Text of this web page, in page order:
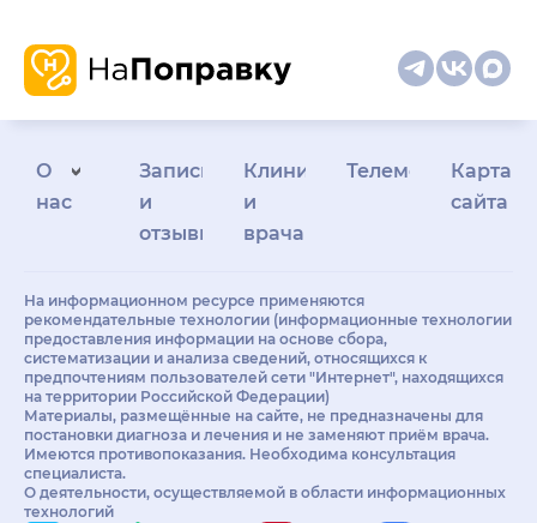
О
нас
Запись
и
отзывы
Клиникам
и
врачам
Телемедицина
Карта
сайта
На информационном ресурсе применяются
рекомендательные технологии (информационные технологии
предоставления информации на основе сбора,
систематизации и анализа сведений, относящихся к
предпочтениям пользователей сети "Интернет", находящихся
на территории Российской Федерации)
Материалы, размещённые на сайте, не предназначены для
постановки диагноза и лечения и не заменяют приём врача.
Имеются противопоказания. Необходима консультация
специалиста.
О деятельности, осуществляемой в области информационных
технологий